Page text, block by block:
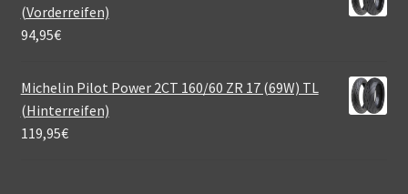
(Vorderreifen)
94,95€
Michelin Pilot Power 2CT 160/60 ZR 17 (69W) TL
(Hinterreifen)
119,95€